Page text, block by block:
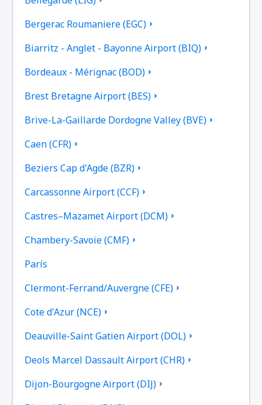
Bergerac Roumaniere (EGC)
Biarritz - Anglet - Bayonne Airport (BIQ)
Bordeaux - Mérignac (BOD)
Brest Bretagne Airport (BES)
Brive-La-Gaillarde Dordogne Valley (BVE)
Caen (CFR)
Beziers Cap d'Agde (BZR)
Carcassonne Airport (CCF)
Castres–Mazamet Airport (DCM)
Chambery-Savoie (CMF)
París
Clermont-Ferrand/Auvergne (CFE)
Cote d'Azur (NCE)
Deauville-Saint Gatien Airport (DOL)
Deols Marcel Dassault Airport (CHR)
Dijon-Bourgogne Airport (DIJ)